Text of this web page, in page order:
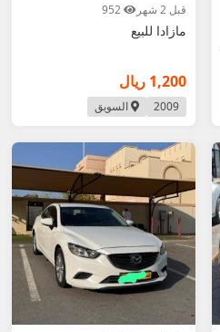
قبل 2 شهر
مازادا للبيع
1,200 ريال
2009 السويق